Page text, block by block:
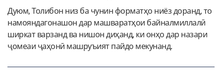
Дуюм, Толибон низ ба чунин форматҳо ниёз доранд, то
намояндагонашон дар машваратҳои байналмиллалӣ
ширкат варзанд ва нишон диҳанд, ки онҳо дар назари
ҷомеаи ҷаҳонӣ машруъият пайдо мекунанд.